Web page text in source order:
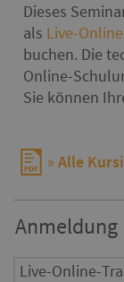
Dieses
als Live-
buchen. Die
Online-
Sie können
Alle
Anmeldung
Live-Online-